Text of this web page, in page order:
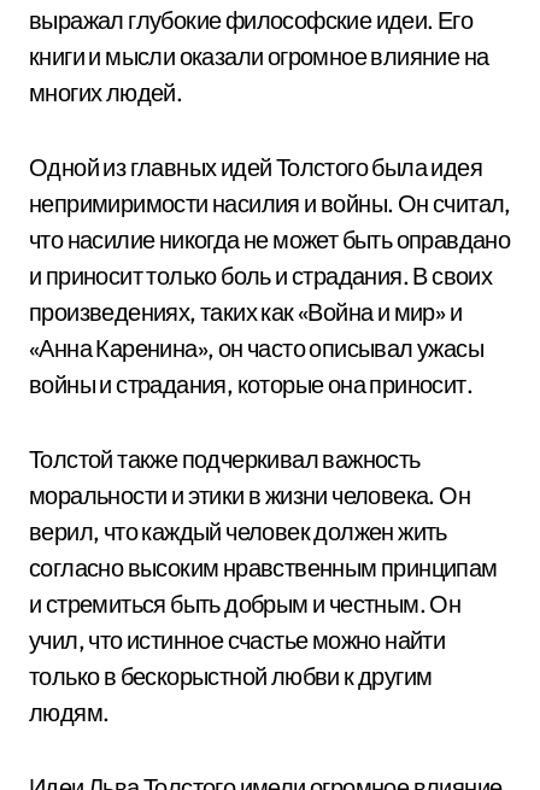
выражал глубокие философские идеи. Его
книги и мысли оказали огромное влияние на
многих людей.
Одной из главных идей Толстого была идея
непримиримости насилия и войны. Он считал,
что насилие никогда не может быть оправдано
и приносит только боль и страдания. В своих
произведениях, таких как «Война и мир» и
«Анна Каренина», он часто описывал ужасы
войны и страдания, которые она приносит.
Толстой также подчеркивал важность
моральности и этики в жизни человека. Он
верил, что каждый человек должен жить
согласно высоким нравственным принципам
и стремиться быть добрым и честным. Он
учил, что истинное счастье можно найти
только в бескорыстной любви к другим
людям.